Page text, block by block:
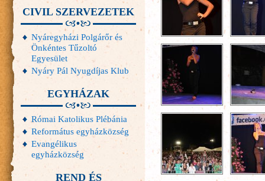
CIVIL SZERVEZETEK
Nyáregyházi Polgárőr és
Önkéntes Tűzoltó
Egyesület
Nyáry Pál Nyugdíjas Klub
EGYHÁZAK
Római Katolikus Plébánia
Református egyházközség
Evangélikus
egyházközség
REND ÉS